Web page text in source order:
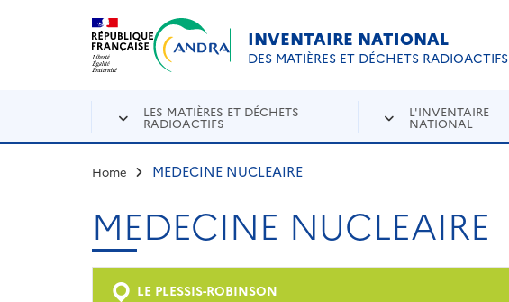
Aller au contenu principal
INVENTAIRE NATIONAL
DES MATIÈRES ET DÉCHETS RADIOACTIFS
LES MATIÈRES ET DÉCHETS
RADIOACTIFS
L'INVENTAIRE
NATIONAL
Home MEDECINE NUCLEAIRE
MEDECINE NUCLEAIRE
LE PLESSIS-ROBINSON